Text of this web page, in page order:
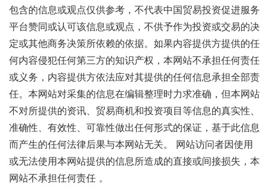
包含的信息或观点仅供参考，不代表中国贸易投资促进服务
平台赞同或认可该信息或观点，不供予作为投资或交易的决
定或其他商务决策所依赖的依据。如果内容提供方提供的任
何内容侵犯任何第三方的知识产权，本网站不承担任何责任
或义务，内容提供方依法应对其提供的任何信息承担全部责
任。本网站对采集的信息在编辑整理时力求准确，但本网站
不对所提供的资讯、贸易商机和投资项目等信息的真实性、
准确性、有效性、可靠性做出任何形式的保证，基于此信息
而产生的任何法律后果与本网站无关。 网站访问者因使用
或无法使用本网站提供的信息所造成的直接或间接损失，本
网站不承担任何责任 。